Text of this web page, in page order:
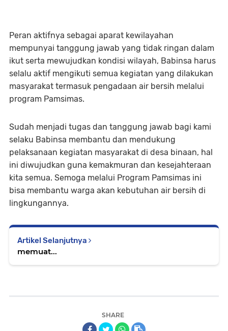
Peran aktifnya sebagai aparat kewilayahan
mempunyai tanggung jawab yang tidak ringan dalam
ikut serta mewujudkan kondisi wilayah, Babinsa harus
selalu aktif mengikuti semua kegiatan yang dilakukan
masyarakat termasuk pengadaan air bersih melalui
program Pamsimas.
Sudah menjadi tugas dan tanggung jawab bagi kami
selaku Babinsa membantu dan mendukung
pelaksanaan kegiatan masyarakat di desa binaan, hal
ini diwujudkan guna kemakmuran dan kesejahteraan
kita semua. Semoga melalui Program Pamsimas ini
bisa membantu warga akan kebutuhan air bersih di
lingkungannya.
Artikel Selanjutnya
memuat...
SHARE